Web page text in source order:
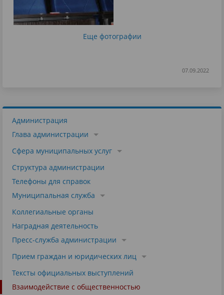
Еще фотографии
07.09.2022
Администрация
Глава администрации
Сфера муниципальных услуг
Структура администрации
Телефоны для справок
Муниципальная служба
Коллегиальные органы
Наградная деятельность
Пресс-служба администрации
Прием граждан и юридических лиц
Тексты официальных выступлений
Взаимодействие с общественностью